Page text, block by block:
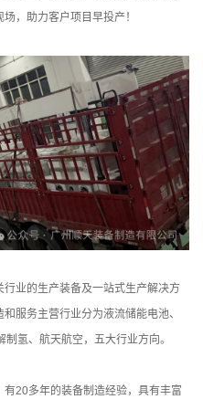
，助力客户项目早投产！
业的生产装备及一站式生产解决方
服务主营行业分为液流储能电池、
氢、航天航空，五大行业方向。
20多年的装备制造经验，具有丰富